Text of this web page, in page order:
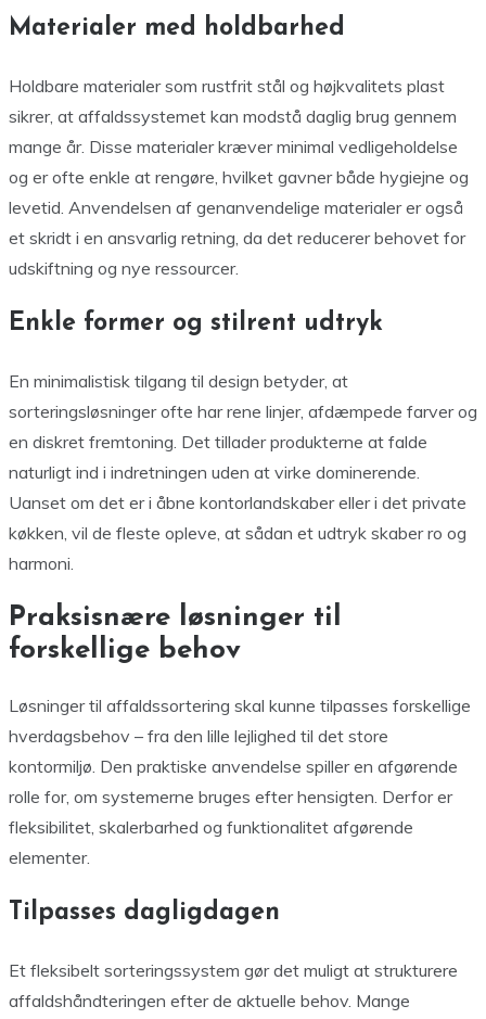
Materialer med holdbarhed
Holdbare materialer som rustfrit stål og højkvalitets plast
sikrer, at affaldssystemet kan modstå daglig brug gennem
mange år. Disse materialer kræver minimal vedligeholdelse
og er ofte enkle at rengøre, hvilket gavner både hygiejne og
levetid. Anvendelsen af genanvendelige materialer er også
et skridt i en ansvarlig retning, da det reducerer behovet for
udskiftning og nye ressourcer.
Enkle former og stilrent udtryk
En minimalistisk tilgang til design betyder, at
sorteringsløsninger ofte har rene linjer, afdæmpede farver og
en diskret fremtoning. Det tillader produkterne at falde
naturligt ind i indretningen uden at virke dominerende.
Uanset om det er i åbne kontorlandskaber eller i det private
køkken, vil de fleste opleve, at sådan et udtryk skaber ro og
harmoni.
Praksisnære løsninger til
forskellige behov
Løsninger til affaldssortering skal kunne tilpasses forskellige
hverdagsbehov – fra den lille lejlighed til det store
kontormiljø. Den praktiske anvendelse spiller en afgørende
rolle for, om systemerne bruges efter hensigten. Derfor er
fleksibilitet, skalerbarhed og funktionalitet afgørende
elementer.
Tilpasses dagligdagen
Et fleksibelt sorteringssystem gør det muligt at strukturere
affaldshåndteringen efter de aktuelle behov. Mange